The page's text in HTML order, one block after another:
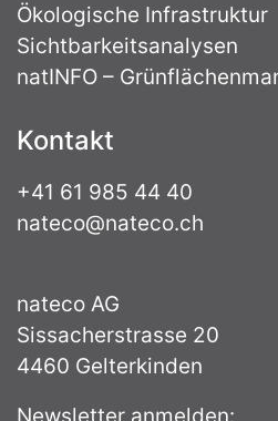
Ökologische Infrastruktur
Sichtbarkeitsanalysen
natINFO –
Kontakt
+41 61 985 44 40
nateco@nateco.ch
nateco AG
Sissacherstrasse 20
4460 Gelterkinden